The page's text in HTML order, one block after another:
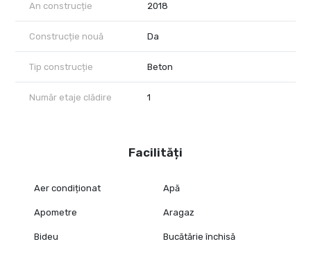
An construcție 2018
Construcție nouă Da
Tip construcție Beton
Număr etaje clădire 1
Facilități
Aer condiționat Apă
Apometre Aragaz
Bideu Bucătărie închisă